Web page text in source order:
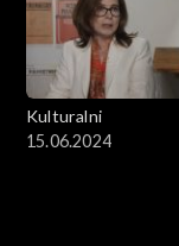
Kulturalni
15.06.2024